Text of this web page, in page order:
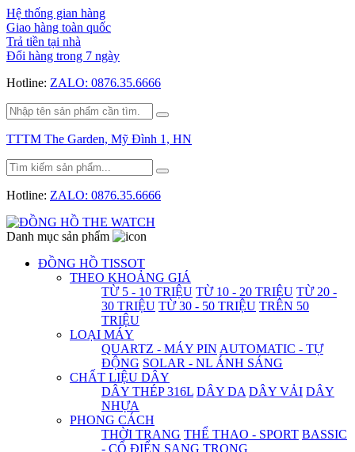
Hệ thống gian hàng
Giao hàng toàn quốc
Trả tiền tại nhà
Đổi hàng trong 7 ngày
Hotline: ZALO: 0876.35.6666
TTTM The Garden, Mỹ Đình 1, HN
Hotline: ZALO: 0876.35.6666
Danh mục sản phẩm
ĐỒNG HỒ TISSOT
THEO KHOẢNG GIÁ
TỪ 5 - 10 TRIỆU TỪ 10 - 20 TRIỆU TỪ 20 -
30 TRIỆU TỪ 30 - 50 TRIỆU TRÊN 50
TRIỆU
LOẠI MÁY
QUARTZ - MÁY PIN AUTOMATIC - TỰ
ĐỘNG SOLAR - NL ÁNH SÁNG
CHẤT LIỆU DÂY
DÂY THÉP 316L DÂY DA DÂY VẢI DÂY
NHỰA
PHONG CÁCH
THỜI TRANG THỂ THAO - SPORT BASSIC
- CỔ ĐIỂN SANG TRỌNG